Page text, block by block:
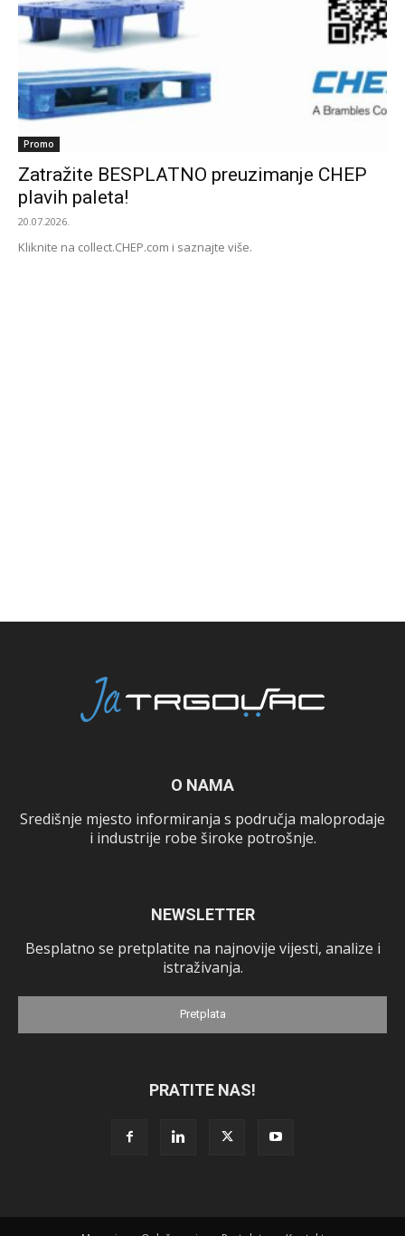
Promo
Zatražite BESPLATNO preuzimanje CHEP
plavih paleta!
20.07.2026.
Kliknite na collect.CHEP.com i saznajte više.
O NAMA
Središnje mjesto informiranja s područja maloprodaje
i industrije robe široke potrošnje.
NEWSLETTER
Besplatno se pretplatite na najnovije vijesti, analize i
istraživanja.
Pretplata
PRATITE NAS!